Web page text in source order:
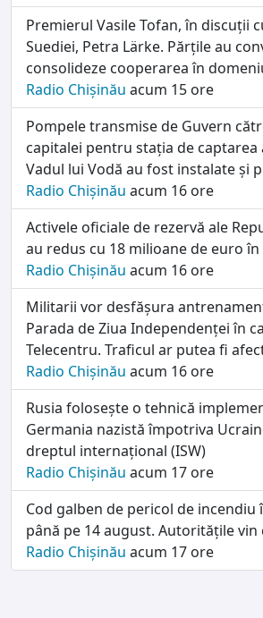
Premierul Vasile Tofan, în discuții
Suediei, Petra Lärke. Părțile au
consolideze cooperarea în
Radio Chișinău acum 15 ore
Pompele transmise de Guvern
capitalei pentru stația de captarea
Vadul lui Vodă au fost instalate și
Radio Chișinău acum 16 ore
Activele oficiale de rezervă ale
au redus cu 18 milioane de euro
Radio Chișinău acum 16 ore
Militarii vor desfășura
Parada de Ziua Independenței în
Telecentru. Traficul ar putea fi
Radio Chișinău acum 16 ore
Rusia folosește o tehnică
Germania nazistă împotriva
dreptul internațional (ISW)
Radio Chișinău acum 17 ore
Cod galben de pericol de incendiu
până pe 14 august. Autoritățile
Radio Chișinău acum 17 ore